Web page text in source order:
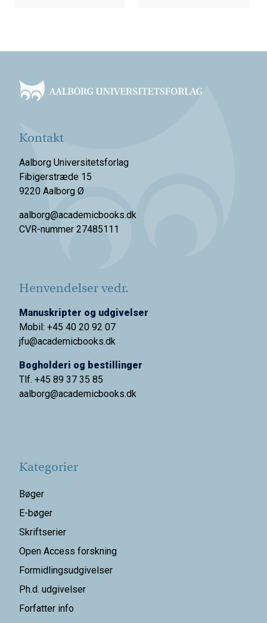
Kontakt
Aalborg Universitetsforlag
Fibigerstræde 15
9220 Aalborg Ø
aalborg@academicbooks.dk
CVR-nummer 27485111
Henvendelser vedr.
Manuskripter og udgivelser
Mobil: +45 40 20 92 07
jfu@academicbooks.dk
Bogholderi og bestillinger
Tlf. +45 89 37 35 85
aalborg@academicbooks.dk
Kategorier
Bøger
E-bøger
Skriftserier
Open Access forskning
Formidlingsudgivelser
Ph.d. udgivelser
Forfatter info